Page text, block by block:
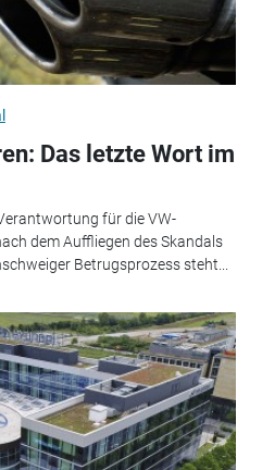
Das letzte Wort im
für die VW-
dem Auffliegen des Skandals
Betrugsprozess steht...